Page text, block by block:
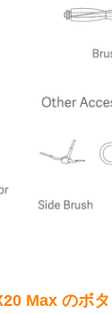
Max のボ